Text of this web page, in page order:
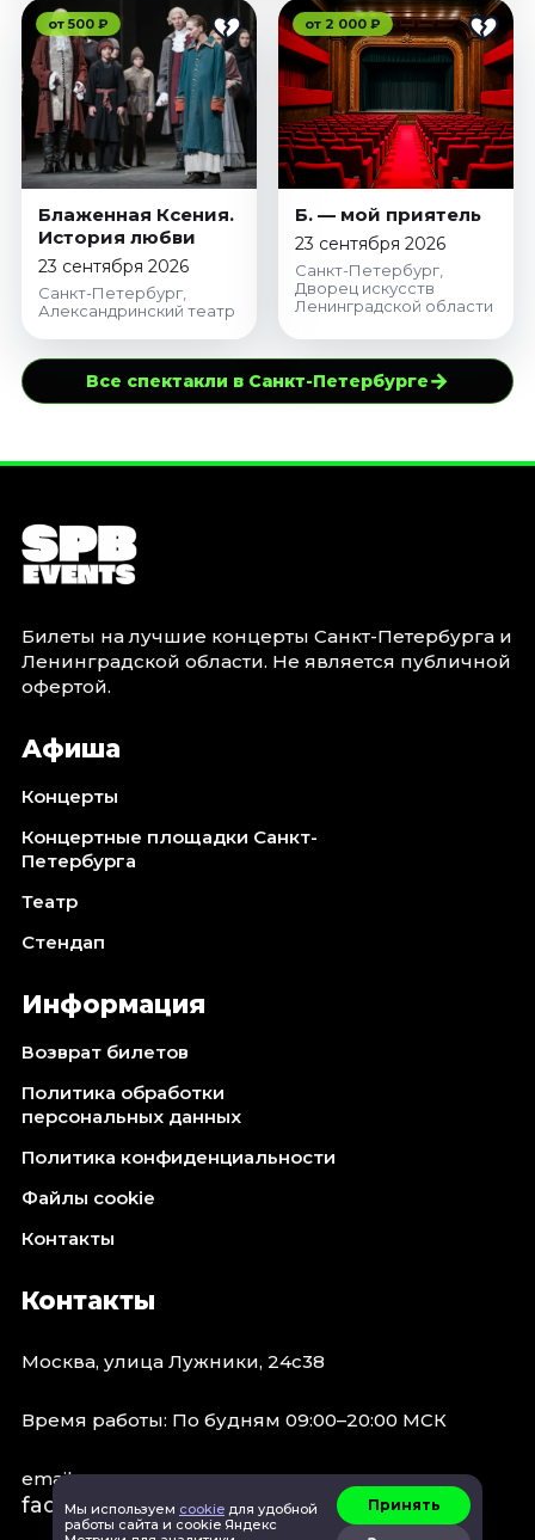
от 500 ₽
Блаженная Ксения.
История любви
23 сентября 2026
Санкт-Петербург,
Александринский театр
от 2 000 ₽
Б. — мой приятель
23 сентября 2026
Санкт-Петербург,
Дворец искусств
Ленинградской области
Все спектакли в Санкт-Петербурге→
Билеты на лучшие концерты Санкт-Петербурга и
Ленинградской области. Не является публичной
офертой.
Афиша
Концерты
Концертные площадки Санкт-
Петербурга
Театр
Стендап
Информация
Возврат билетов
Политика обработки
персональных данных
Политика конфиденциальности
Файлы cookie
Контакты
Контакты
Москва, улица Лужники, 24с38
Время работы: По будням 09:00–20:00 МСК
email:
faq@spb.events
Мы используем cookie для удобной
работы сайта и cookie Яндекс
Принять